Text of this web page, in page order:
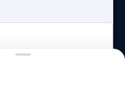
A, 2620 Albertslund, Danmark